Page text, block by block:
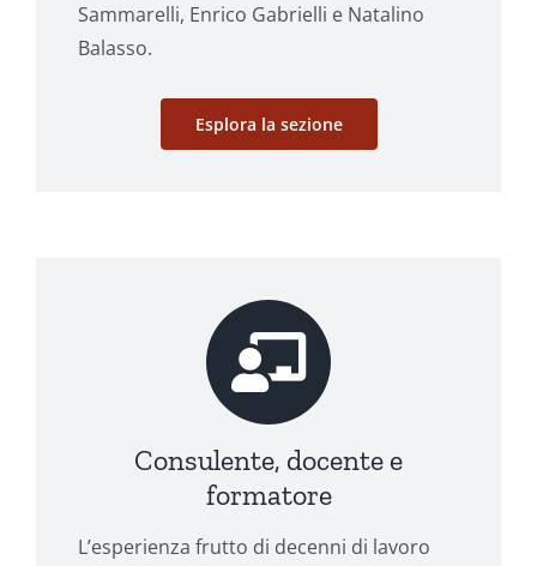
Sammarelli, Enrico Gabrielli e Natalino
Balasso.
Esplora la sezione
Consulente, docente e
formatore
L’esperienza frutto di decenni di lavoro